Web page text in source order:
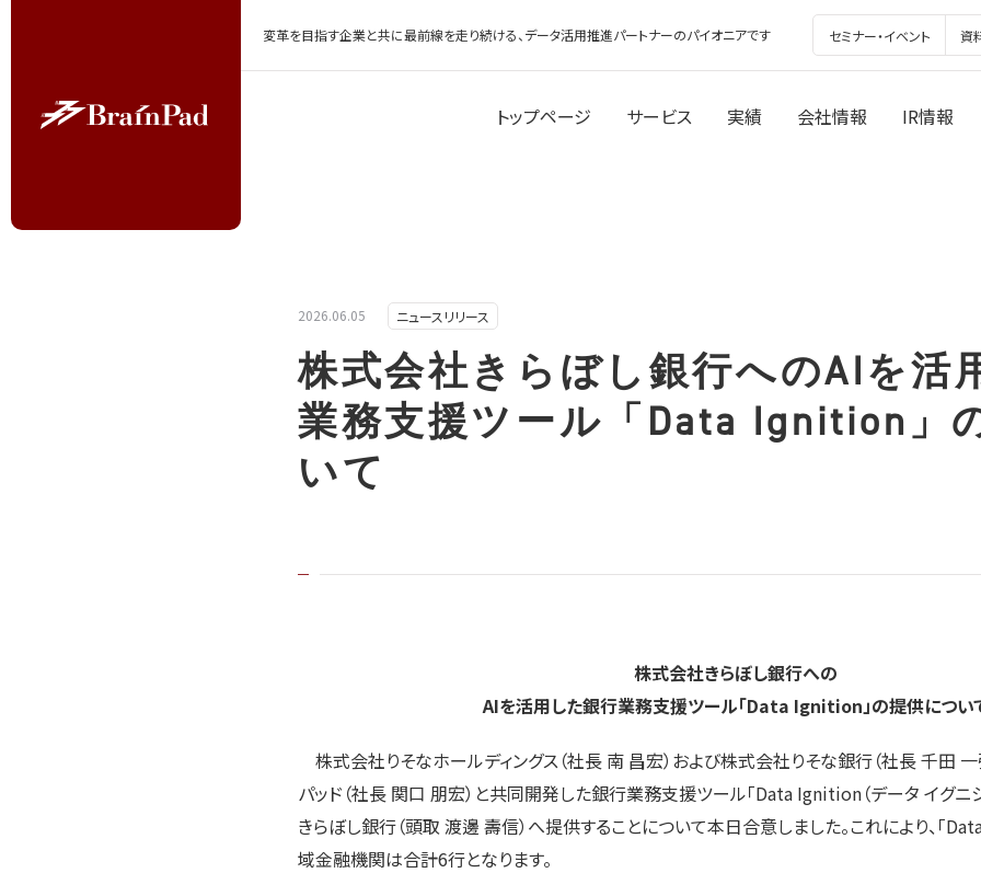
変革を目指す企業と共に最前線を走り続ける、データ活用推進パートナーのパイオニアです セミナー・イベント 資
トップページ サービス 実績 会社情報 IR情報
2026.06.05 ニュースリリース
株式会社きらぼし銀行へのAIを活
業務支援ツール「Data Ignition」
いて
株式会社きらぼし銀行への
AIを活用した銀行業務支援ツール「Data Ignition」の提供につい
株式会社りそなホールディングス（社長 南 昌宏）および株式会社りそな銀行（社長 千田 一
パッド（社長 関口 朋宏）と共同開発した銀行業務支援ツール「Data Ignition（データ イグニシ
きらぼし銀行（頭取 渡邊 壽信）へ提供することについて本日合意しました。これにより、「
域金融機関は合計6行となります。